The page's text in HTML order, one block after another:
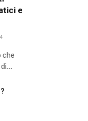
e
4
che
di…